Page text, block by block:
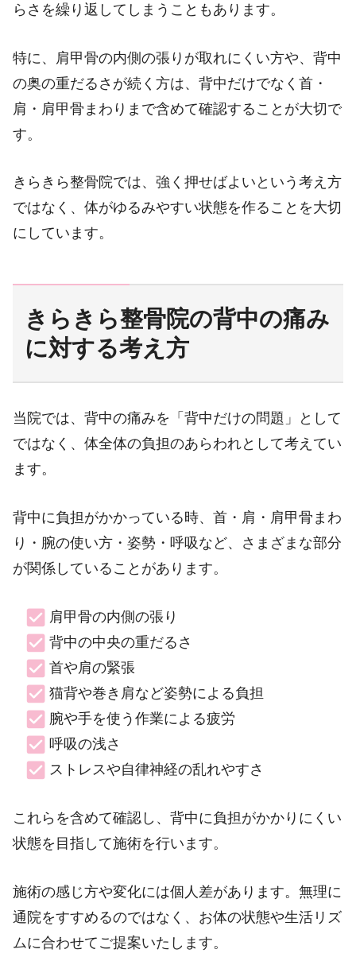
らさを繰り返してしまうこともあります。
特に、肩甲骨の内側の張りが取れにくい方や、背中
の奥の重だるさが続く方は、背中だけでなく首・
肩・肩甲骨まわりまで含めて確認することが大切で
す。
きらきら整骨院では、強く押せばよいという考え方
ではなく、体がゆるみやすい状態を作ることを大切
にしています。
きらきら整骨院の背中の痛み
に対する考え方
当院では、背中の痛みを「背中だけの問題」として
ではなく、体全体の負担のあらわれとして考えてい
ます。
背中に負担がかかっている時、首・肩・肩甲骨まわ
り・腕の使い方・姿勢・呼吸など、さまざまな部分
が関係していることがあります。
肩甲骨の内側の張り
背中の中央の重だるさ
首や肩の緊張
猫背や巻き肩など姿勢による負担
腕や手を使う作業による疲労
呼吸の浅さ
ストレスや自律神経の乱れやすさ
これらを含めて確認し、背中に負担がかかりにくい
状態を目指して施術を行います。
施術の感じ方や変化には個人差があります。無理に
通院をすすめるのではなく、お体の状態や生活リズ
ムに合わせてご提案いたします。